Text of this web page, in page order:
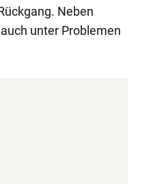
Neben
unter Problemen